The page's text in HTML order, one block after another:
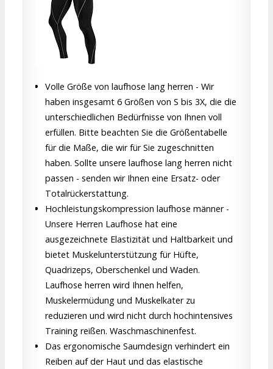
Volle Größe von laufhose lang herren - Wir
haben insgesamt 6 Größen von S bis 3X, die die
unterschiedlichen Bedürfnisse von Ihnen voll
erfüllen. Bitte beachten Sie die Größentabelle
für die Maße, die wir für Sie zugeschnitten
haben. Sollte unsere laufhose lang herren nicht
passen - senden wir Ihnen eine Ersatz- oder
Totalrückerstattung.
Hochleistungskompression laufhose männer -
Unsere Herren Laufhose hat eine
ausgezeichnete Elastizität und Haltbarkeit und
bietet Muskelunterstützung für Hüfte,
Quadrizeps, Oberschenkel und Waden.
Laufhose herren wird Ihnen helfen,
Muskelermüdung und Muskelkater zu
reduzieren und wird nicht durch hochintensives
Training reißen. Waschmaschinenfest.
Das ergonomische Saumdesign verhindert ein
Reiben auf der Haut und das elastische